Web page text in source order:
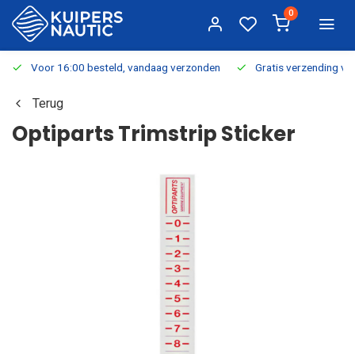
0
Voor 16:00 besteld, vandaag verzonden Gratis verzending
Terug
Optiparts Trimstrip Sticker